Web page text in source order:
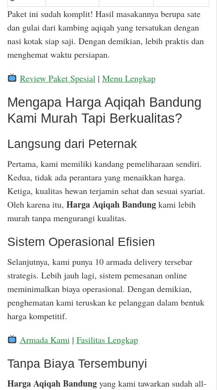
Paket ini sudah komplit! Hasil masakannya berupa sate
dan gulai dari kambing aqiqah yang tersatukan dengan
nasi kotak siap saji. Dengan demikian, lebih praktis dan
menghemat waktu persiapan.
Review Paket Spesial | Menu Lengkap
Mengapa Harga Aqiqah Bandung
Kami Murah Tapi Berkualitas?
Langsung dari Peternak
Pertama, kami memiliki kandang pemeliharaan sendiri.
Kedua, tidak ada perantara yang menaikkan harga.
Ketiga, kualitas hewan terjamin sehat dan sesuai syariat.
Oleh karena itu, Harga Aqiqah Bandung kami lebih
murah tanpa mengurangi kualitas.
Sistem Operasional Efisien
Selanjutnya, kami punya 10 armada delivery tersebar
strategis. Lebih jauh lagi, sistem pemesanan online
meminimalkan biaya operasional. Dengan demikian,
penghematan kami teruskan ke pelanggan dalam bentuk
harga kompetitif.
Armada Kami | Fasilitas Lengkap
Tanpa Biaya Tersembunyi
Harga Aqiqah Bandung yang kami tawarkan sudah all-